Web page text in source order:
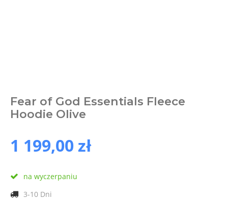
Fear of God Essentials Fleece
Hoodie Olive
1 199,00 zł
na wyczerpaniu
3-10 Dni